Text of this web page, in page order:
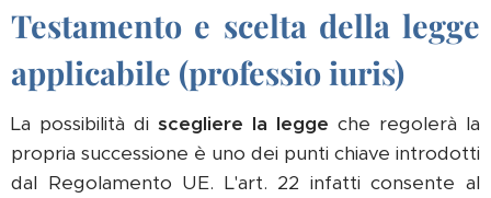
Testamento e scelta della legge
applicabile (professio iuris)
La possibilità di scegliere la legge che regolerà la
propria successione è uno dei punti chiave introdotti
dal Regolamento UE. L'art. 22 infatti consente al